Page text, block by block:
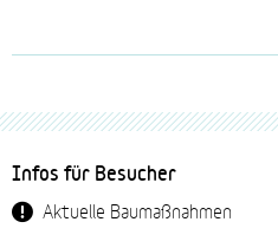
Fussbereich-
Navigation
Infos für Besucher
Aktuelle Baumaßnahmen